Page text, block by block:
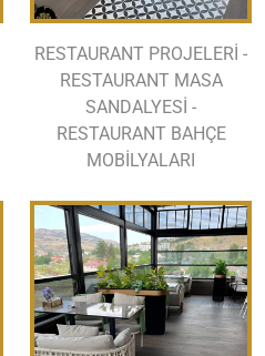
RESTAURANT PROJELERİ -
RESTAURANT MASA
SANDALYESİ -
RESTAURANT BAHÇE
MOBİLYALARI